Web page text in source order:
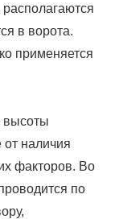
в ворота.
применяется
высоты
наличия
факторов. Во
по